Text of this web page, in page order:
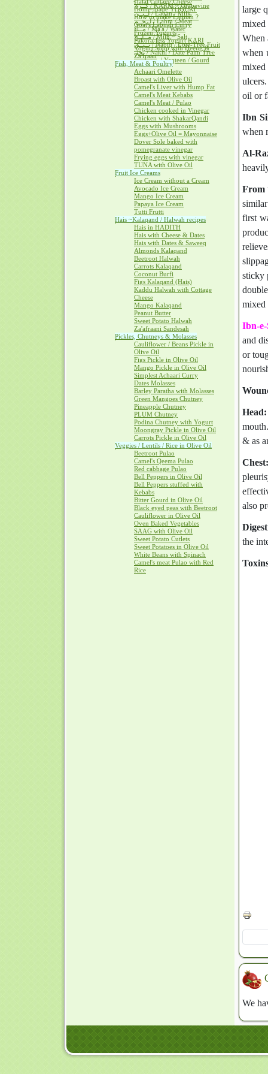
كــرم / KARM ~ Grapevine
لــبــن / Laban / Milk
لــحــم / Lahm / Meat
مــآء / Ma'a / Water
مــلــح / Milh ~ Salt
نــبــق / Nabiq / Lote-Tree Fruit
نخل / Nakhl / Date Palm Tree
يــقطــين / Yaqteen / Gourd
Home-made YOGURT
How to make Labnah ?
Goat's Labnah Curry
Frozen Yogurts
Pakora-less Yogurt KARI
Yogurt Soup with Heeng &
Za'fraan
Fish, Meat & Poultry
Achaari Omelette
Broast with Olive Oil
Camel's Liver with Hump Fat
Camel's Meat Kebabs
Camel's Meat / Pulao
Chicken cooked in Vinegar
Chicken with ShakarQandi
Eggs with Mushrooms
Eggs+Olive Oil = Mayonnaise
Dover Sole baked with
pomegranate vinegar
Frying eggs with vinegar
TUNA with Olive Oil
Fruit Ice Creams
Ice Cream without a Cream
Avocado Ice Cream
Mango Ice Cream
Papaya Ice Cream
Tutti Frutti
Hais ~Kalaqand / Halwah recipes
Hais in HADITH
Hais with Cheese & Dates
Hais with Dates & Saweeq
Almonds Kalaqand
Beetroot Halwah
Carrots Kalaqand
Coconut Burfi
Figs Kalaqand (Hais)
Kaddu Halwah with Cottage
Cheese
Mango Kalaqand
Peanut Butter
Sweet Potato Halwah
Za'afraani Sandesah
Pickles, Chutneys & Molasses
Cauliflower / Beans Pickle in
Olive Oil
Figs Pickle in Olive Oil
Mango Pickle in Olive Oil
Simplest Achaari Curry
Dates Molasses
Barley Paratha with Molasses
Green Mangoes Chutney
Pineapple Chutney
PLUM Chutney
Podina Chutney with Yogurt
Moongray Pickle in Olive Oil
Carrots Pickle in Olive Oil
Veggies / Lentils / Rice in Olive Oil
Beetroot Pulao
Camel's Qeema Pulao
Red cabbage Pulao
Bell Peppers in Olive Oil
Bell Peppers stuffed with
Kebabs
Bitter Gourd in Olive Oil
Black eyed peas with Beetroot
Cauliflower in Olive Oil
Oven Baked Vegetables
SAAG with Olive Oil
Sweet Potato Cutlets
Sweet Potatoes in Olive Oil
White Beans with Spinach
Camel's meat Pulao with Red
Rice
large
mixed
When
when
mixed
oil or
Ibn
when
Al-
From
first
sticky
mixed
Ibn-
and
or
Head:
& as
Chest:
also
the
We